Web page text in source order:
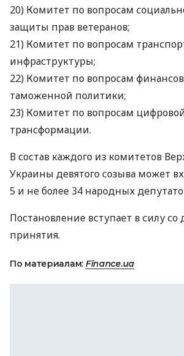
20) Комитет по вопросам
защиты прав ветеранов;
21) Комитет по вопросам
инфраструктуры;
22) Комитет по вопросам
таможенной политики;
23) Комитет по вопросам
трансформации.
В состав каждого из комитетов
Украины девятого созыва может
5 и не более 34 народных
Постановление вступает в силу со
принятия.
По материалам: Finance.ua